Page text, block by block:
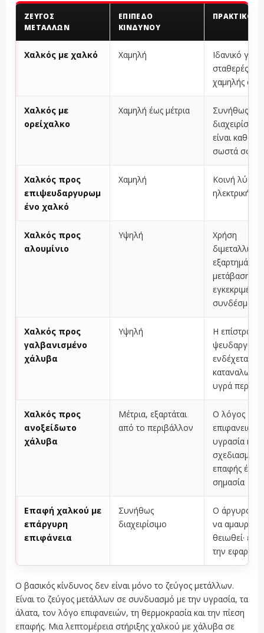
ΖΕΎΓΟΣ
ΜΕΤΆΛΛΩΝ
ΕΠΊΠΕΔΟ
ΚΙΝΔΎΝΟΥ
ΠΡΑΚΤΙΚΌ
Χαλκός με χαλκό Χαμηλή
Ιδανικό για
σταθερές
χαμηλής
Χαλκός με
ορείχαλκο
Χαμηλή έως μέτρια
Συνήθως
είναι καθαρό
σωστά
Χαλκός προς
επιψευδαργυρωμ
ένο χαλκό
Χαμηλή
Κοινή λύση
ηλεκτρικής
Χαλκός προς
αλουμίνιο
Υψηλή
Χρήση
διμεταλλικών
εξαρτημάτων
μετάβασης ή
συνδέσμων
Χαλκός προς
γαλβανισμένο
χάλυβα
Υψηλή
Η επίστρωση
ενδέχεται να
υγρά
Χαλκός προς
ανοξείδωτο
χάλυβα
Μέτρια, εξαρτάται
από το περιβάλλον
Ο λόγος
επιφανειών,
υγρασία και
σχεδιασμός
επαφής
σημασία
Επαφή χαλκού με
επάργυρη
επιφάνεια
Συνήθως
διαχειρίσιμο
Ο άργυρος
να
θειωθεί·
την
Ο βασικός κίνδυνος δεν είναι μόνο το ζεύγος μετάλλων.
Είναι το ζεύγος μετάλλων σε συνδυασμό με την υγρασία, τα
άλατα, τον λόγο επιφανειών, τη θερμοκρασία και την πίεση
επαφής. Μια λεπτομέρεια στήριξης χαλκού με χάλυβα σε